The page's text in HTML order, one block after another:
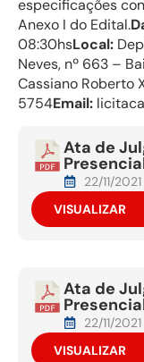
especificações
Anexo I do Edital.
08:30hsLocal:
Neves, nº 663 –
Cassiano Roberto
5754Email:
Ata de
22/11/2021
VISUALIZAR
Ata de
22/11/2021
VISUALIZAR